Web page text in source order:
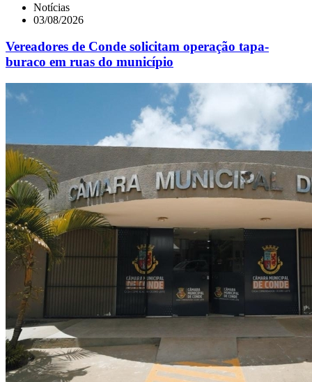
Notícias
03/08/2026
Vereadores de Conde solicitam operação tapa-
buraco em ruas do município